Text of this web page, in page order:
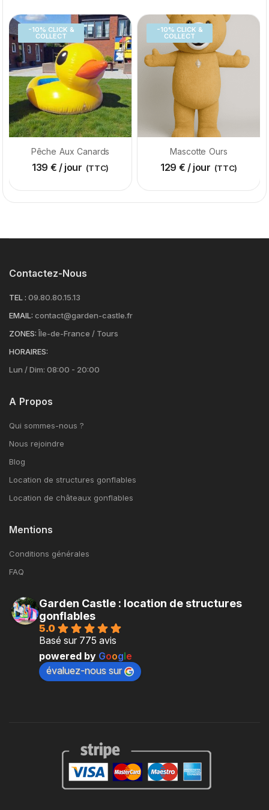
-10% CLICK &
COLLECT
Pêche Aux Canards
139 € / jour (TTC)
-10% CLICK &
COLLECT
Mascotte Ours
129 € / jour (TTC)
Contactez-Nous
TEL : 09.80.80.15.13
EMAIL: contact@garden-castle.fr
ZONES: Île-de-France / Tours
HORAIRES:
Lun / Dim: 08:00 - 20:00
A Propos
Qui sommes-nous ?
Nous rejoindre
Blog
Location de structures gonflables
Location de châteaux gonflables
Mentions
Conditions générales
FAQ
Garden Castle : location de structures
gonflables
5.0
Basé sur 775 avis
powered by Google
évaluez-nous sur